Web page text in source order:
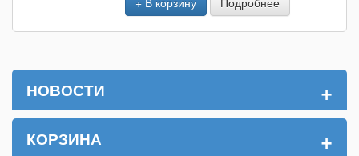
НОВОСТИ +
КОРЗИНА +